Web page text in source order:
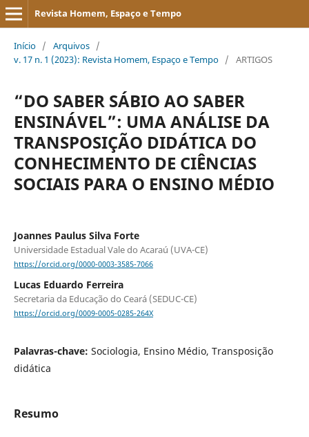
Revista Homem, Espaço e Tempo
Início / Arquivos /
v. 17 n. 1 (2023): Revista Homem, Espaço e Tempo / ARTIGOS
“DO SABER SÁBIO AO SABER
ENSINÁVEL”: UMA ANÁLISE DA
TRANSPOSIÇÃO DIDÁTICA DO
CONHECIMENTO DE CIÊNCIAS
SOCIAIS PARA O ENSINO MÉDIO
Joannes Paulus Silva Forte
Universidade Estadual Vale do Acaraú (UVA-CE)
https://orcid.org/0000-0003-3585-7066
Lucas Eduardo Ferreira
Secretaria da Educação do Ceará (SEDUC-CE)
https://orcid.org/0009-0005-0285-264X
Palavras-chave: Sociologia, Ensino Médio, Transposição
didática
Resumo